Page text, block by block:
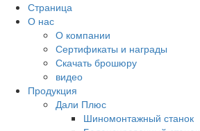
Страница
О нас
О компании
Сертификаты и награды
Скачать брошюру
видео
Продукция
Дали Плюс
Шиномонтажный станок